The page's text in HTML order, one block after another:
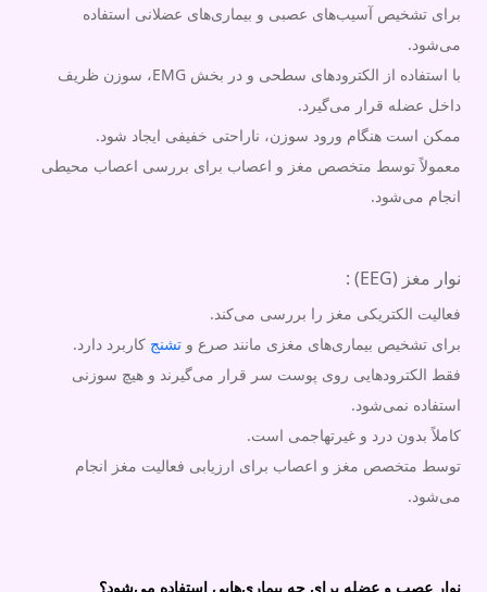
برای تشخیص آسیب‌های عصبی و بیماری‌های عضلانی استفاده
می‌شود.
با استفاده از الکترودهای سطحی و در بخش EMG، سوزن ظریف
داخل عضله قرار می‌گیرد.
ممکن است هنگام ورود سوزن، ناراحتی خفیفی ایجاد شود.
معمولاً توسط متخصص مغز و اعصاب برای بررسی اعصاب محیطی
انجام می‌شود.
نوار مغز (EEG) :
فعالیت الکتریکی مغز را بررسی می‌کند.
برای تشخیص بیماری‌های مغزی مانند صرع و تشنج کاربرد دارد.
فقط الکترودهایی روی پوست سر قرار می‌گیرند و هیچ سوزنی
استفاده نمی‌شود.
کاملاً بدون درد و غیرتهاجمی است.
توسط متخصص مغز و اعصاب برای ارزیابی فعالیت مغز انجام
می‌شود.
نوار عصب و عضله برای چه بیماری‌هایی استفاده می‌شود؟